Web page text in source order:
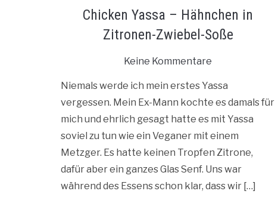
Chicken Yassa – Hähnchen in
Zitronen-Zwiebel-Soße
Keine Kommentare
Niemals werde ich mein erstes Yassa
vergessen. Mein Ex-Mann kochte es damals für
mich und ehrlich gesagt hatte es mit Yassa
soviel zu tun wie ein Veganer mit einem
Metzger. Es hatte keinen Tropfen Zitrone,
dafür aber ein ganzes Glas Senf. Uns war
während des Essens schon klar, dass wir […]